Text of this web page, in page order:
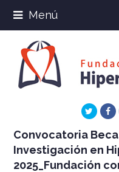
Menú
Twitter
Convocatoria
Investigación en
2025_Fundación